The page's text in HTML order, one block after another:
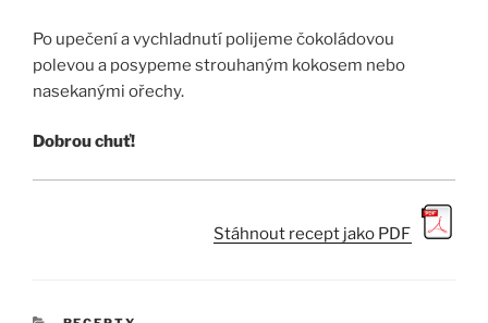
Po upečení a vychladnutí polijeme čokoládovou
polevou a posypeme strouhaným kokosem nebo
nasekanými ořechy.
Dobrou chuť!
Stáhnout recept jako PDF